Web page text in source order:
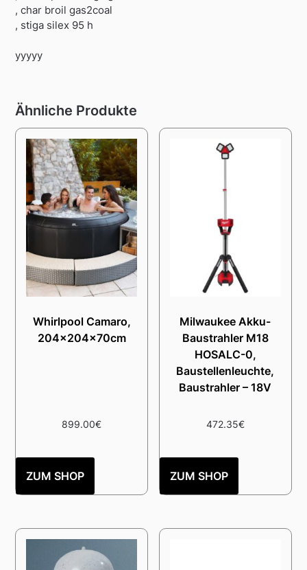
, char broil gas2coal
, stiga silex 95 h
yyyyy
Ähnliche Produkte
Whirlpool Camaro,
204x204x70cm
899.00€
ZUM SHOP
Milwaukee Akku-
Baustrahler M18
HOSALC-0,
Baustellenleuchte,
Baustrahler – 18V
472.35€
ZUM SHOP